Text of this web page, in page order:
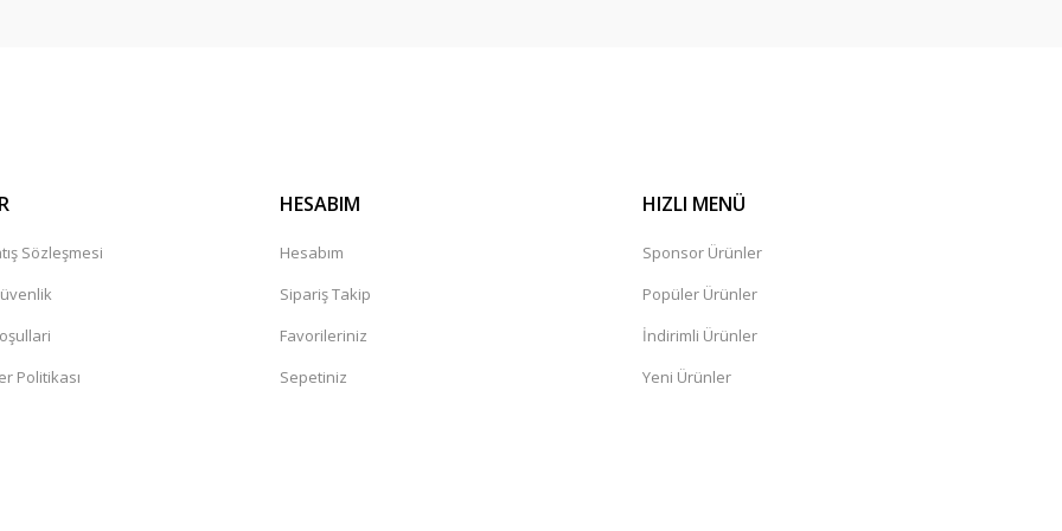
Sözleşmesi
Politikası
HESABIM
Hesabım
Sipariş Takip
Favorileriniz
Sepetiniz
HIZLI MENÜ
Sponsor Ürünler
Popüler Ürünler
İndirimli Ürünler
Yeni Ürünler